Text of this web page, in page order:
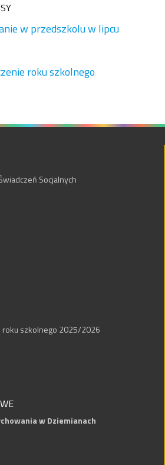
w przedszkolu w lipcu
roku szkolnego
Socjalnych
roku szkolnego 2025/2026
w Dziemianach